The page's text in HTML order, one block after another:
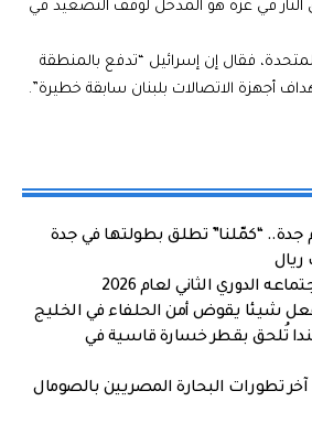
في غزة هو المدخل لوقف التصعيد في
المتحدة، فقال إن إسرائيل “تدفع بالمنطقة
أجهزة الاتصالات بلبنان سابقة خطيرة”.
“كمّلنا” تطلق بطولتها في جدة
الدوري الثاني لعام 2026
شيئا يقوض أمن الحلفاء في الخليج
تُلحق بقطر خسارة قاسية في
تطورات البحارة المصريين بالصومال